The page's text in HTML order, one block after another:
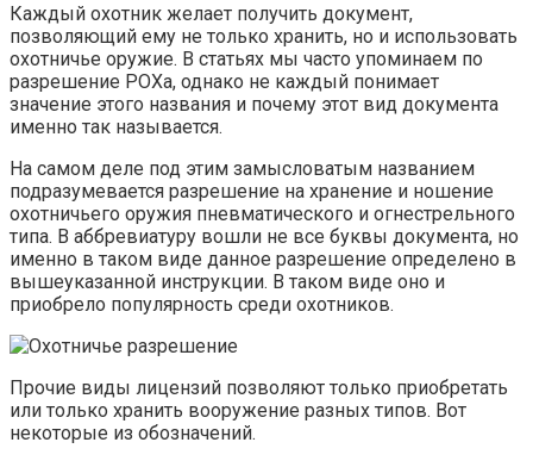
Каждый охотник желает получить документ,
позволяющий ему не только хранить, но и использовать
охотничье оружие. В статьях мы часто упоминаем по
разрешение РОХа, однако не каждый понимает
значение этого названия и почему этот вид документа
именно так называется.
На самом деле под этим замысловатым названием
подразумевается разрешение на хранение и ношение
охотничьего оружия пневматического и огнестрельного
типа. В аббревиатуру вошли не все буквы документа, но
именно в таком виде данное разрешение определено в
вышеуказанной инструкции. В таком виде оно и
приобрело популярность среди охотников.
Прочие виды лицензий позволяют только приобретать
или только хранить вооружение разных типов. Вот
некоторые из обозначений.